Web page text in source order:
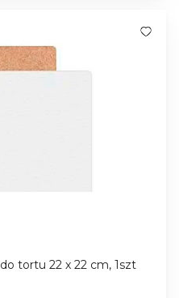
tortu 22 x 22 cm, 1szt